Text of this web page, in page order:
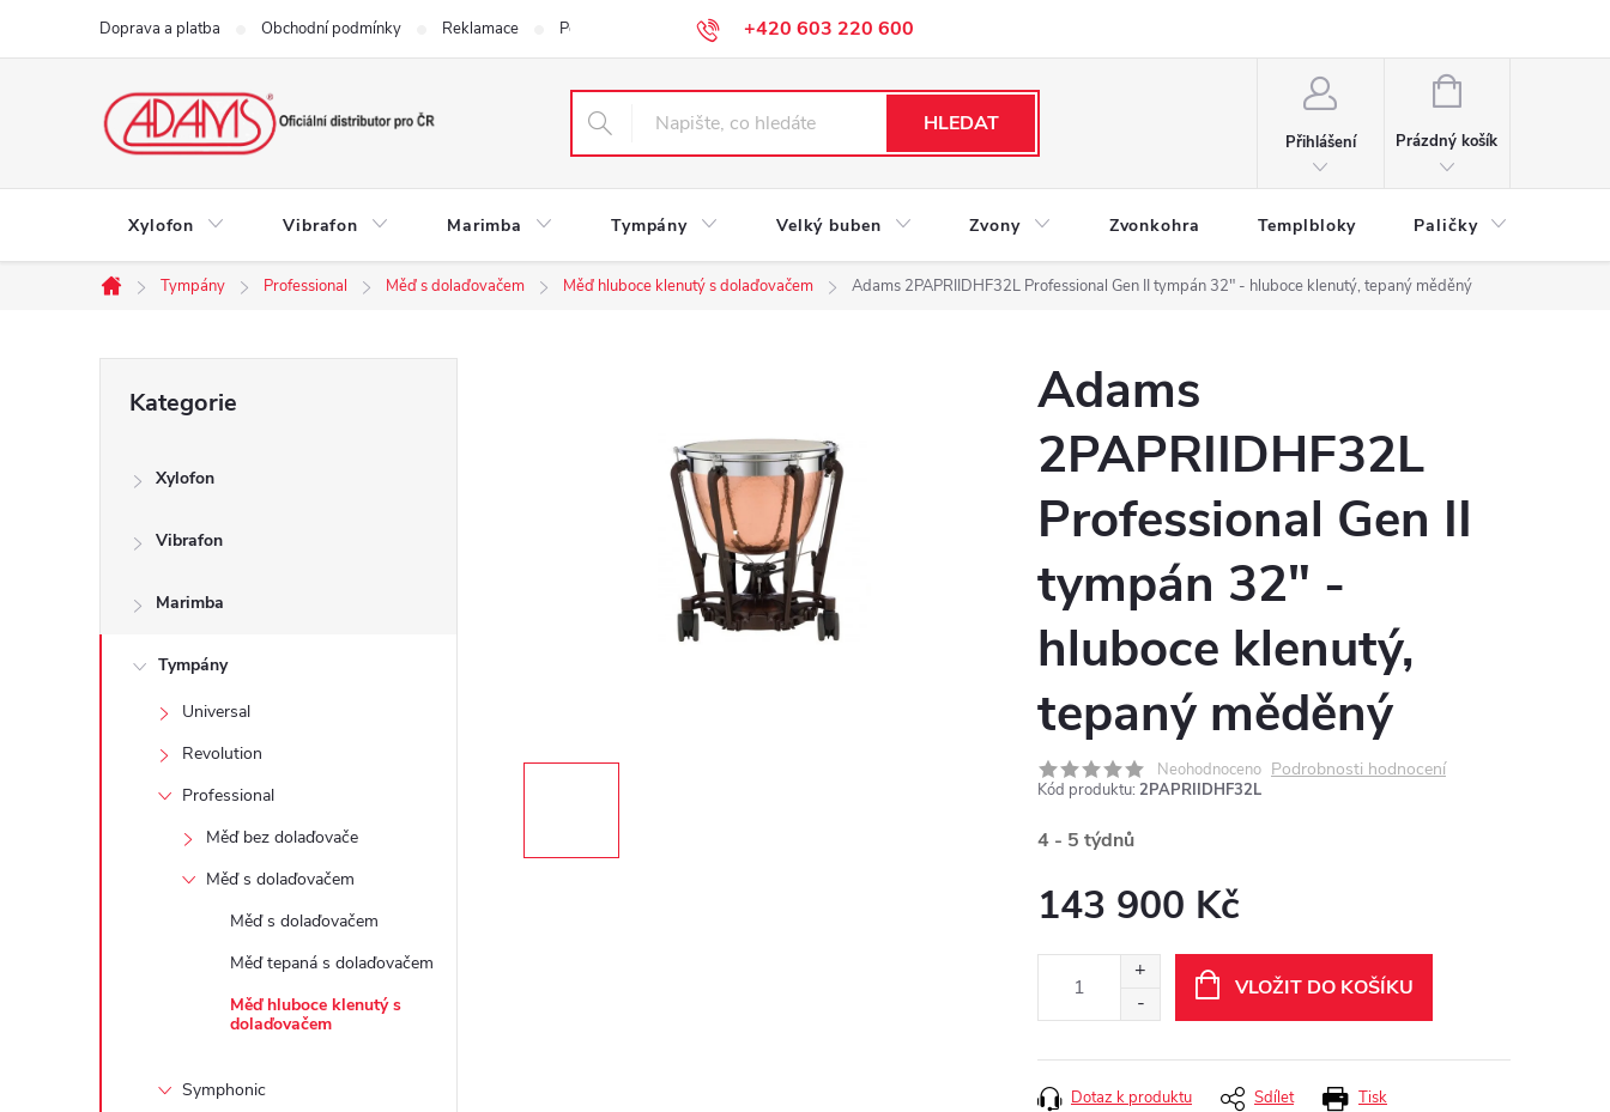
+420 603 220 600
Doprava a platba Obchodní podmínky Reklamace Podmínky ochrany osobních údajů
HLEDAT
Přihlášení
NÁKUPNÍ
Prázdný košík
Xylofon Vibrafon Marimba Tympány Velký buben Zvony Zvonkohra Templbloky Paličky
Domů
Tympány Professional Měď s dolaďovačem Měď hluboce klenutý s dolaďovačem Adams 2PAPRIIDHF32L Professional Gen II tympán 32" - hluboce klenutý, tepaný měděný
r
kategorie
Kategorie
Xylofon
Vibrafon
Marimba
Tympány
Universal
Revolution
Professional
Měď bez dolaďovače
Měď s dolaďovačem
Měď s dolaďovačem
Měď tepaná s dolaďovačem
Měď hluboce klenutý s
dolaďovačem
Symphonic
Adams
2PAPRIIDHF32L
Professional Gen II
tympán 32" -
hluboce klenutý,
tepaný měděný
Neohodnoceno Podrobnosti hodnocení
Kód produktu: 2PAPRIIDHF32L
4 - 5 týdnů
143 900 Kč
VLOŽIT DO KOŠÍKU
Tisk
Dotaz k produktu Sdílet